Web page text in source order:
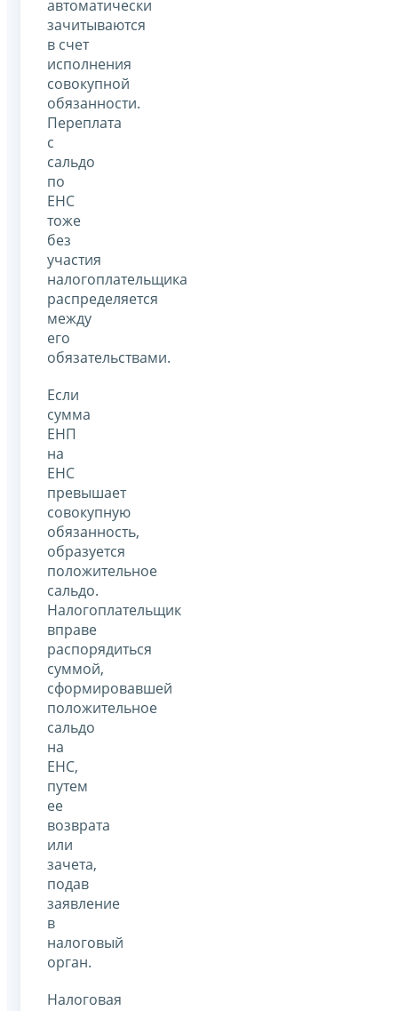
автоматически
зачитываются
в счет
исполнения
совокупной
обязанности.
Переплата
с
сальдо
по
ЕНС
тоже
без
участия
налогоплательщика
распределяется
между
его
обязательствами.
Если
сумма
ЕНП
на
ЕНС
превышает
совокупную
обязанность,
образуется
положительное
сальдо.
Налогоплательщик
вправе
распорядиться
суммой,
сформировавшей
положительное
сальдо
на
ЕНС,
путем
ее
возврата
или
зачета,
подав
заявление
в
налоговый
орган.
Налоговая